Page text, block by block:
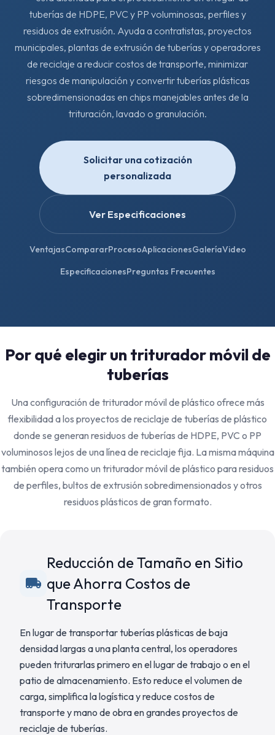
tuberías de HDPE, PVC y PP voluminosas, perfiles y
residuos de extrusión. Ayuda a contratistas, proyectos
municipales, plantas de extrusión de tuberías y operadores
de reciclaje a reducir costos de transporte, minimizar
riesgos de manipulación y convertir tuberías plásticas
sobredimensionadas en chips manejables antes de la
trituración, lavado o granulación.
Solicitar una cotización
personalizada
Ver Especificaciones
VentajasCompararProcesoAplicacionesGaleríaVideo
EspecificacionesPreguntas Frecuentes
Por qué elegir un triturador móvil de
tuberías
Una configuración de triturador móvil de plástico ofrece más
flexibilidad a los proyectos de reciclaje de tuberías de plástico
donde se generan residuos de tuberías de HDPE, PVC o PP
voluminosos lejos de una línea de reciclaje fija. La misma máquina
también opera como un triturador móvil de plástico para residuos
de perfiles, bultos de extrusión sobredimensionados y otros
residuos plásticos de gran formato.
Reducción de Tamaño en Sitio
que Ahorra Costos de
Transporte
En lugar de transportar tuberías plásticas de baja
densidad largas a una planta central, los operadores
pueden triturarlas primero en el lugar de trabajo o en el
patio de almacenamiento. Esto reduce el volumen de
carga, simplifica la logística y reduce costos de
transporte y mano de obra en grandes proyectos de
reciclaje de tuberías.